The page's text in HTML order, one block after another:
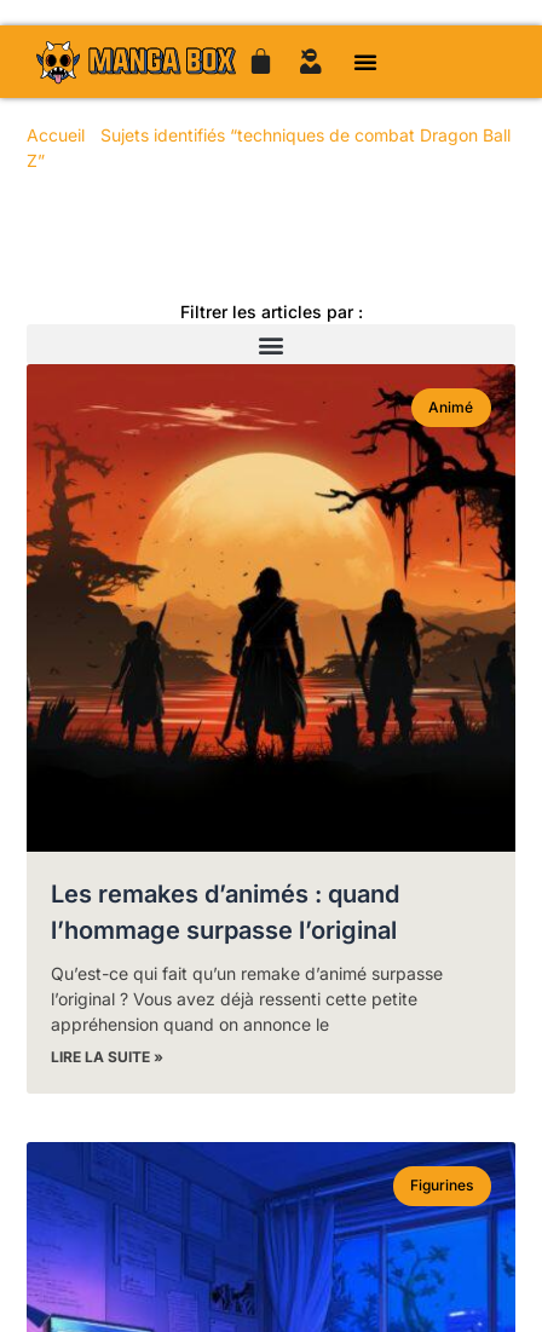
Accueil
Sujets identifiés “techniques de combat Dragon Ball
Z”
Filtrer les articles par :
Animé
Les remakes d’animés : quand
l’hommage surpasse l’original
Qu’est-ce qui fait qu’un remake d’animé surpasse
l’original ? Vous avez déjà ressenti cette petite
appréhension quand on annonce le
LIRE LA SUITE »
Figurines